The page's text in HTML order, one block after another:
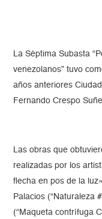
La Séptima Subasta
venezolanos” tuvo
años anteriores
Fernando Crespo
Las obras que
realizadas por los
flecha en pos de la
Palacios (“Naturaleza
(“Maqueta contrífuga